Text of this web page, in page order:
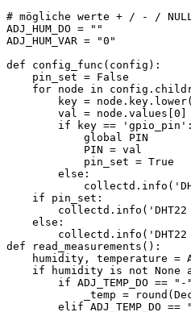
# mögliche werte + / - /
ADJ_HUM_DO = ""
ADJ_HUM_VAR = "0"
def config_func(config):
    pin_set = False
for node in
key =
        val = node.values[0]
        if key == 'gpio_pin':
            global PIN
            PIN = val
            pin_set = True
        else:
    if pin_set:
    else:
def read_measurements():
humidity, temperature =
if humidity is not None
if ADJ_TEMP_DO == "-
_temp =
elif ADJ_TEMP_DO ==